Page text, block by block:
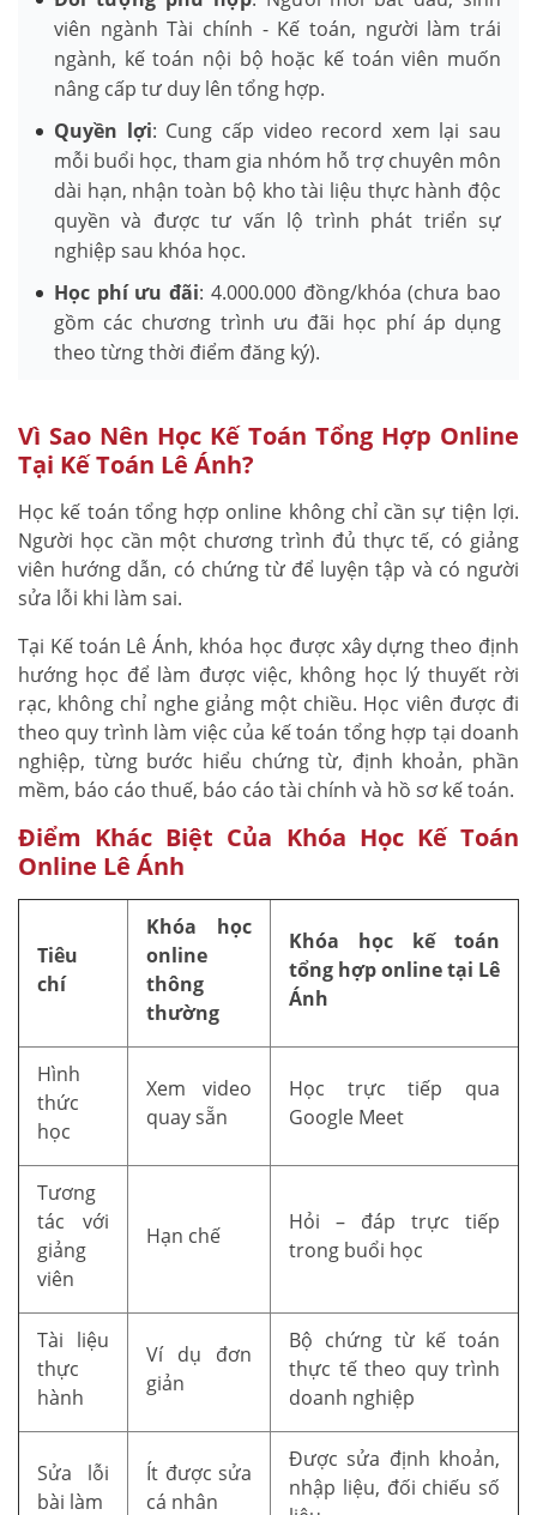
viên ngành Tài chính - Kế toán, người làm trái
ngành, kế toán nội bộ hoặc kế toán viên muốn
nâng cấp tư duy lên tổng hợp.
Quyền lợi: Cung cấp video record xem lại sau
mỗi buổi học, tham gia nhóm hỗ trợ chuyên môn
dài hạn, nhận toàn bộ kho tài liệu thực hành độc
quyền và được tư vấn lộ trình phát triển sự
nghiệp sau khóa học.
Học phí ưu đãi: 4.000.000 đồng/khóa (chưa bao
gồm các chương trình ưu đãi học phí áp dụng
theo từng thời điểm đăng ký).
Vì Sao Nên Học Kế Toán Tổng Hợp Online
Tại Kế Toán Lê Ánh?
Học kế toán tổng hợp online không chỉ cần sự tiện lợi.
Người học cần một chương trình đủ thực tế, có giảng
viên hướng dẫn, có chứng từ để luyện tập và có người
sửa lỗi khi làm sai.
Tại Kế toán Lê Ánh, khóa học được xây dựng theo định
hướng học để làm được việc, không học lý thuyết rời
rạc, không chỉ nghe giảng một chiều. Học viên được đi
theo quy trình làm việc của kế toán tổng hợp tại doanh
nghiệp, từng bước hiểu chứng từ, định khoản, phần
mềm, báo cáo thuế, báo cáo tài chính và hồ sơ kế toán.
Điểm Khác Biệt Của Khóa Học Kế Toán
Online Lê Ánh
Tiêu
chí
Khóa học
online
thông
thường
Khóa học kế toán
tổng hợp online tại Lê
Ánh
Hình
thức
học
Xem video
quay sẵn
Học trực tiếp qua
Google Meet
Tương
tác với
giảng
viên
Hạn chế
Hỏi – đáp trực tiếp
trong buổi học
Tài liệu
thực
hành
Ví dụ đơn
giản
Bộ chứng từ kế toán
thực tế theo quy trình
doanh nghiệp
Sửa lỗi
bài làm
Ít được sửa
cá nhân
Được sửa định khoản,
nhập liệu, đối chiếu số